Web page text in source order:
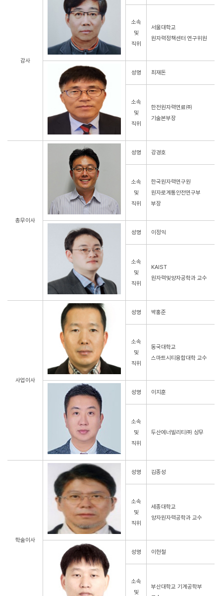
감사
소속
및
직위
서울대학교
원자력정책센터 연구위원
성명 최재돈
소속
및
직위
한전원자력연료㈜
기술본부장
총무이사
성명 강경호
소속
및
직위
한국원자력연구원
원자로계통안전연구부
부장
성명 이정익
소속
및
직위
KAIST
원자력및양자공학과 교수
사업이사
성명 박홍준
소속
및
직위
동국대학교
스마트시티융합대학 교수
성명 이지훈
소속
및
직위
두산에너빌리티㈜ 상무
학술이사
성명 김종성
소속
및
직위
세종대학교
양자원자력공학과 교수
성명 이현철
소속
및
부산대학교 기계공학부